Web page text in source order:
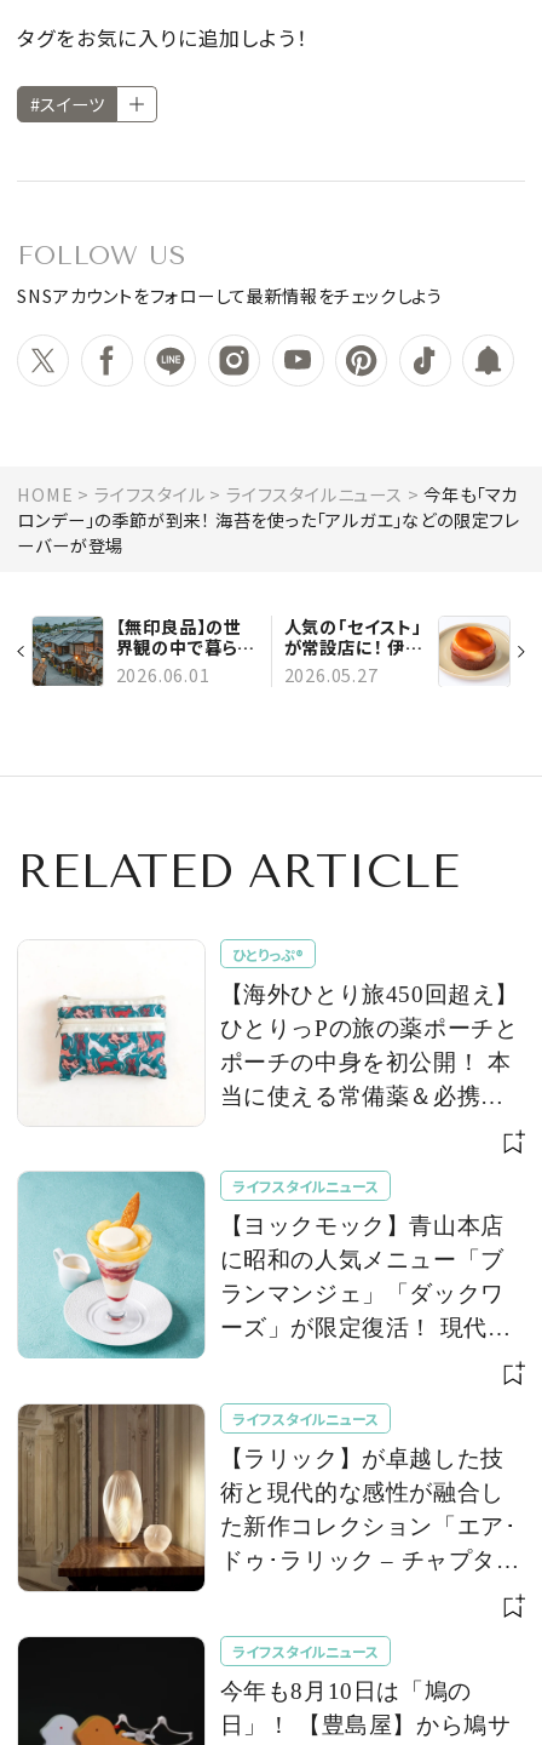
タグをお気に入りに追加しよう！
#スイーツ
FOLLOW US
SNSアカウントをフォローして最新情報をチェックしよう
HOME ライフスタイル ライフスタイルニュース
今年も「マカ
ロンデー」の季節が到来！ 海苔を使った「アルガエ」などの限定フレ
ーバーが登場
【無印良品】の世
界観の中で暮らす
ように滞在する。
京都・清水に
生
2026.06.01
人気の「セイスト」
が常設店に！ 伊勢
丹新宿店で「La
Grande Cité 洋
の洋菓子エリアが
2026.05.27
RELATED ARTICLE
ひとりっぷ®
【海外ひとり旅450回超え】
ひとりっPの旅の薬ポーチと
ポーチの中身を初公開！ 本
当に使える常備薬＆必携ア
ライフスタイルニュース
【ヨックモック】青山本店
に昭和の人気メニュー「ブ
ランマンジェ」「ダックワ
ーズ」が限定復活！ 現代的
で華やかなデザートとして
ライフスタイルニュース
【ラリック】が卓越した技
術と現代的な感性が融合し
た新作コレクション「エア･
ドゥ･ラリック – チャプター
ライフスタイルニュース
今年も8月10日は「鳩の
日」！ 【豊島屋】から鳩サ